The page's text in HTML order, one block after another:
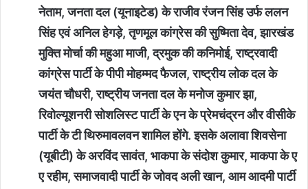
नेताम, जनता दल (यूनाइटेड) के राजीव रंजन सिंह उर्फ ललन
सिंह एवं अनिल हेगड़े, तृणमूल कांग्रेस की सुष्मिता देव, झारखंड
मुक्ति मोर्चा की महुआ माजी, द्रमुक की कनिमोई, राष्ट्रवादी
कांग्रेस पार्टी के पीपी मोहम्मद फैजल, राष्ट्रीय लोक दल के
जयंत चौधरी, राष्ट्रीय जनता दल के मनोज कुमार झा,
रिवोल्यूशनरी सोशलिस्ट पार्टी के एन के प्रेमचंद्रन और वीसीके
पार्टी के टी थिरुमावलवन शामिल होंगे. इसके अलावा शिवसेना
(यूबीटी) के अरविंद सावंत, भाकपा के संदोश कुमार, माकपा के ए
ए रहीम, समाजवादी पार्टी के जोवद अली खान, आम आदमी पार्टी